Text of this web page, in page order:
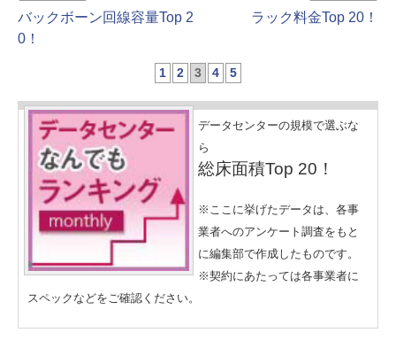
バックボーン回線容量Top 2
0！
ラック料金Top 20！
1 2 3 4 5
データセンターの規模で選ぶな
ら
総床面積Top 20！
※ここに挙げたデータは、各事
業者へのアンケート調査をもと
に編集部で作成したものです。
※契約にあたっては各事業者に
スペックなどをご確認ください。